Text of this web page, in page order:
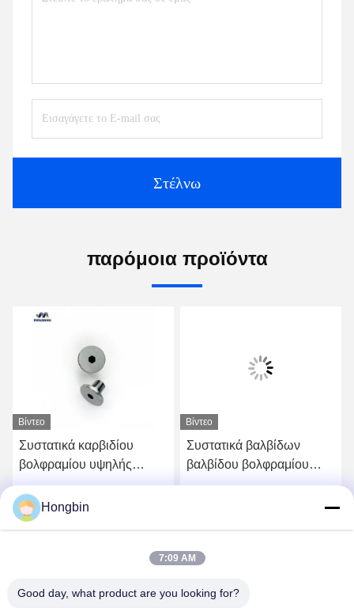
Στέλνω
παρόμοια προϊόντα
Βίντεο
Συστατικά καρβιδίου
βολφραμίου υψηλής
ακρίβειας για
αεροδιαστημικές
εφαρμογές
Βίντεο
Συστατικά βαλβίδων
βαλβίδου βολφραμίου
υψηλών επιδόσεων για
Hongbin
7:09 AM
Good day, what product are you looking for?